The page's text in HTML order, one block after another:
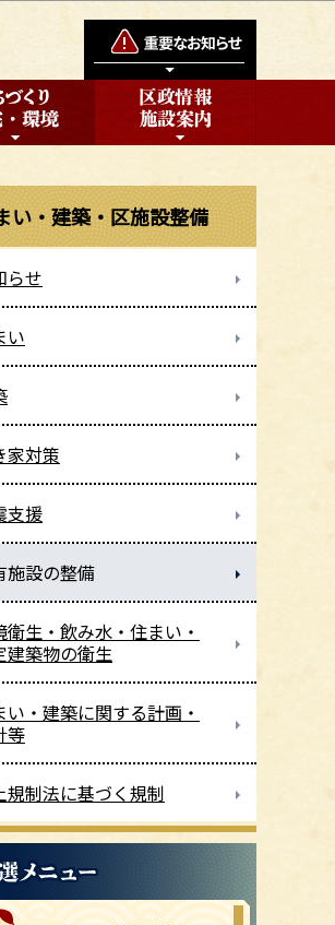
い・建築・区施設整備
らせ
い
家対策
支援
施設の整備
衛生・飲み水・住まい・
建築物の衛生
い・建築に関する計画・
等
規制法に基づく規制